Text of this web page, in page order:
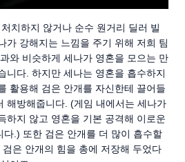
치하지 않거나 순수 원거리 딜러 빌
가 강해지는 느낌을 주기 위해 저희 팀
와 비슷하게 세나가 영혼을 모으는 만
니다. 하지만 세나는 영혼을 흡수하지
활용해 검은 안개를 자신한테 끌어들
해방해줍니다. (게임 내에서는 세나가
하지 않고 영혼을 기본 공격해 이로운
다.) 또한 검은 안개를 더 많이 흡수할
은 안개의 힘을 총에 저장해 두었다